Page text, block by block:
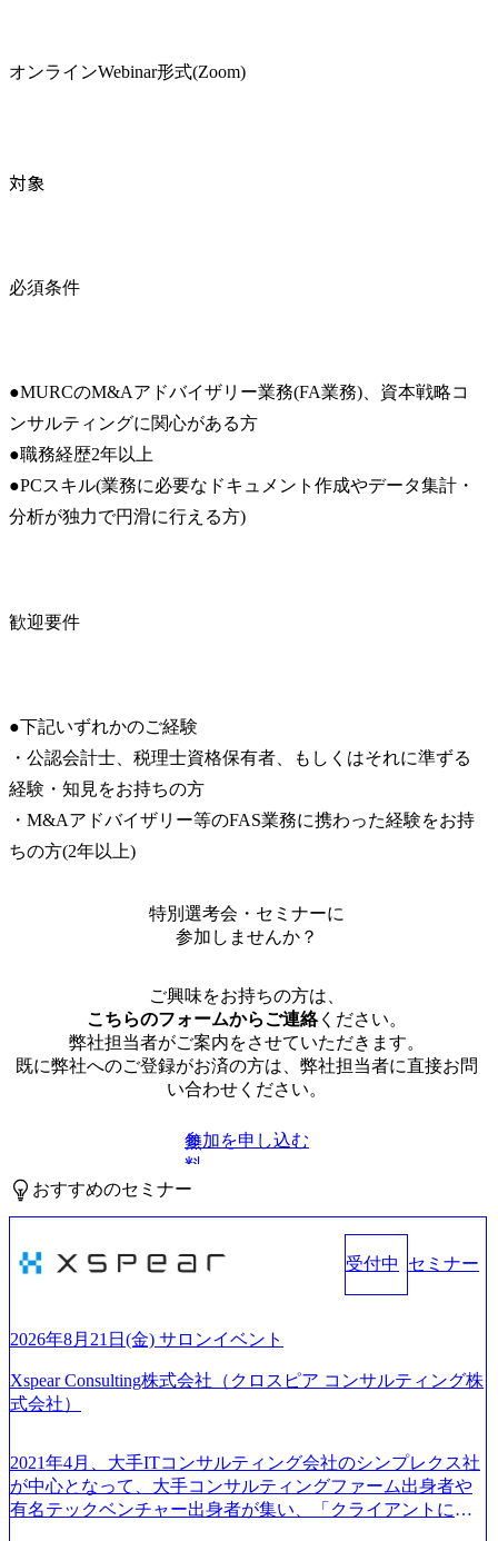
オンラインWebinar形式(Zoom)
対象
必須条件
●MURCのM&Aアドバイザリー業務(FA業務)、資本戦略コ
ンサルティングに関心がある方
●職務経歴2年以上
●PCスキル(業務に必要なドキュメント作成やデータ集計・
分析が独力で円滑に行える方)
歓迎要件
●下記いずれかのご経験
・公認会計士、税理士資格保有者、もしくはそれに準ずる
経験・知見をお持ちの方
・M&Aアドバイザリー等のFAS業務に携わった経験をお持
ちの方(2年以上)
特別選考会・セミナーに
参加しませんか？
ご興味をお持ちの方は、
こちらのフォームからご連絡ください。
弊社担当者がご案内をさせていただきます。
既に弊社へのご登録がお済の方は、弊社担当者に直接お問
い合わせください。
無
料
参加を申し込む
おすすめのセミナー
受付中 セミナー
2026年8月21日(金) サロンイベント
Xspear Consulting株式会社（クロスピア コンサルティング株
式会社）
2021年4月、大手ITコンサルティング会社のシンプレクス社
が中心となって、大手コンサルティングファーム出身者や
有名テックベンチャー出身者が集い、「クライアントにと